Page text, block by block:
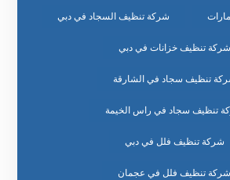
شركة تنظيف السجاد في دبي
شركة تنظيف خزانات في دبي
تنظيف سجاد في الشارقة
تنظيف سجاد في راس الخيمة
شركة تنظيف فلل في دبي
شركة تنظيف فلل في عجمان